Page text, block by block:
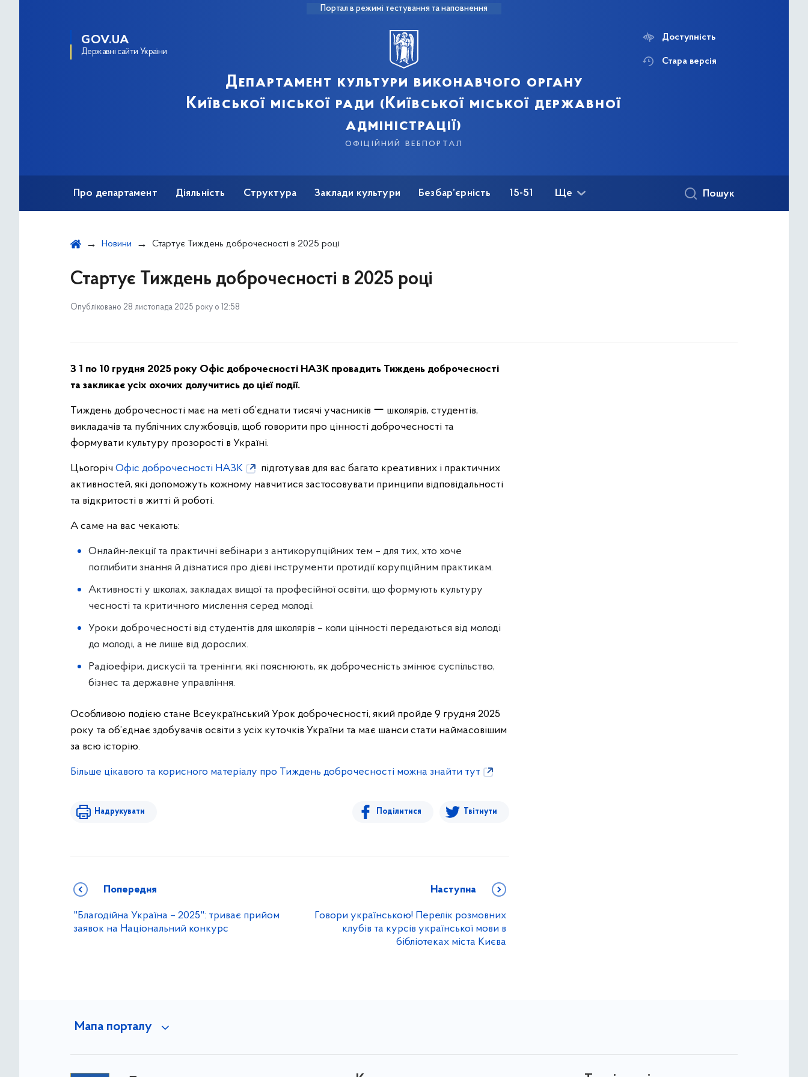
Портал в режимі тестування та наповнення
GOV.UA
Державні сайти України
Департамент культури виконавчого органу
Київської міської ради (Київської міської державної
адміністрації)
офіційний вебпортал
Доступність
Стара версія
Про департамент Діяльність Структура Заклади культури Безбар’єрність 15-51 Ще Пошук
Новини Стартує Тиждень доброчесності в 2025 році
Стартує Тиждень доброчесності в 2025 році
Опубліковано 28 листопада 2025 року о 12:58
З 1 по 10 грудня 2025 року Офіс доброчесності НАЗК провадить Тиждень доброчесності
та закликає усіх охочих долучитись до цієї події.
Тиждень доброчесності має на меті об’єднати тисячі учасників ー школярів, студентів,
викладачів та публічних службовців, щоб говорити про цінності доброчесності та
формувати культуру прозорості в Україні.
Цьогоріч Офіс доброчесності НАЗК
підготував для вас багато креативних і практичних
активностей, які допоможуть кожному навчитися застосовувати принципи відповідальності
та відкритості в житті й роботі.
А саме на вас чекають:
Онлайн-лекції та практичні вебінари з антикорупційних тем – для тих, хто хоче
поглибити знання й дізнатися про дієві інструменти протидії корупційним практикам.
Активності у школах, закладах вищої та професійної освіти, що формують культуру
чесності та критичного мислення серед молоді.
Уроки доброчесності від студентів для школярів – коли цінності передаються від молоді
до молоді, а не лише від дорослих.
Радіоефіри, дискусії та тренінги, які пояснюють, як доброчесність змінює суспільство,
бізнес та державне управління.
Особливою подією стане Всеукраїнський Урок доброчесності, який пройде 9 грудня 2025
року та об’єднає здобувачів освіти з усіх куточків України та має шанси стати наймасовішим
за всю історію.
Більше цікавого та корисного матеріалу про Тиждень доброчесності можна знайти тут
Надрукувати Поділитися Твітнути
Попередня
"Благодійна Україна – 2025": триває прийом
заявок на Національний конкурс
Наступна
Говори українською! Перелік розмовних
клубів та курсів української мови в
бібліотеках міста Києва
Мапа порталу